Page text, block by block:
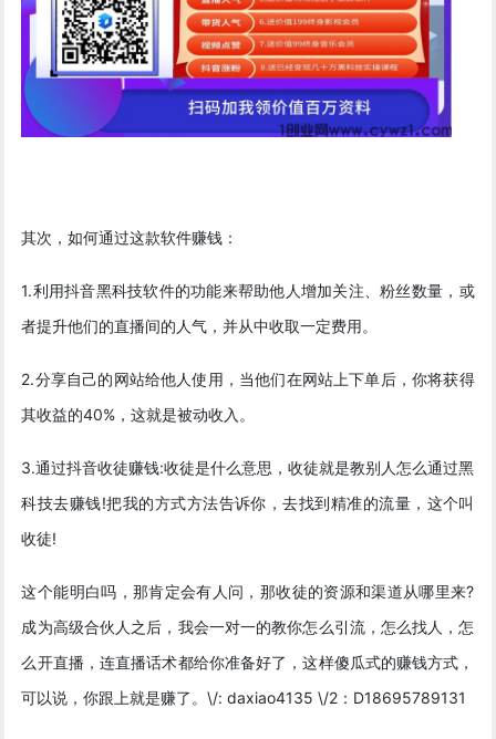
其次，如何通过这款软件赚钱：
1.利用抖音黑科技软件的功能来帮助他人增加关注、粉丝数量，或
者提升他们的直播间的人气，并从中收取一定费用。
2.分享自己的网站给他人使用，当他们在网站上下单后，你将获得
其收益的40%，这就是被动收入。
3.通过抖音收徒赚钱:收徒是什么意思，收徒就是教别人怎么通过黑
科技去赚钱!把我的方式方法告诉你，去找到精准的流量，这个叫
收徒!
这个能明白吗，那肯定会有人问，那收徒的资源和渠道从哪里来?
成为高级合伙人之后，我会一对一的教你怎么引流，怎么找人，怎
么开直播，连直播话术都给你准备好了，这样傻瓜式的赚钱方式，
可以说，你跟上就是赚了。\/: daxiao4135 \/2：D18695789131